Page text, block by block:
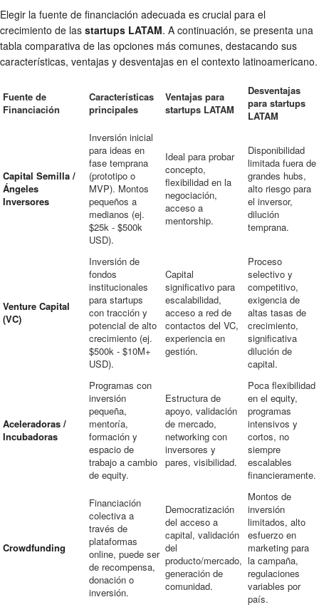
Elegir la fuente de financiación adecuada es crucial para el
crecimiento de las startups LATAM. A continuación, se presenta una
tabla comparativa de las opciones más comunes, destacando sus
características, ventajas y desventajas en el contexto latinoamericano.
Fuente de
Financiación
Características
principales
Ventajas para
startups LATAM
Desventajas
para startups
LATAM
Capital Semilla /
Ángeles
Inversores
Inversión inicial
para ideas en
fase temprana
(prototipo o
MVP). Montos
pequeños a
medianos (ej.
$25k - $500k
USD).
Ideal para probar
concepto,
flexibilidad en la
negociación,
acceso a
mentorship.
Disponibilidad
limitada fuera de
grandes hubs,
alto riesgo para
el inversor,
dilución
temprana.
Venture Capital
(VC)
Inversión de
fondos
institucionales
para startups
con tracción y
potencial de alto
crecimiento (ej.
$500k - $10M+
USD).
Capital
significativo para
escalabilidad,
acceso a red de
contactos del VC,
experiencia en
gestión.
Proceso
selectivo y
competitivo,
exigencia de
altas tasas de
crecimiento,
significativa
dilución de
capital.
Aceleradoras /
Incubadoras
Programas con
inversión
pequeña,
mentoría,
formación y
espacio de
trabajo a cambio
de equity.
Estructura de
apoyo, validación
de mercado,
networking con
inversores y
pares, visibilidad.
Poca flexibilidad
en el equity,
programas
intensivos y
cortos, no
siempre
escalables
financieramente.
Crowdfunding
Financiación
colectiva a
través de
plataformas
online, puede ser
de recompensa,
donación o
inversión.
Democratización
del acceso a
capital, validación
del
producto/mercado,
generación de
comunidad.
Montos de
inversión
limitados, alto
esfuerzo en
marketing para
la campaña,
regulaciones
variables por
país.